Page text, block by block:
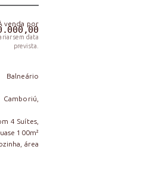
venda por
sem data
prevista.
4 Suítes,
100m²
área